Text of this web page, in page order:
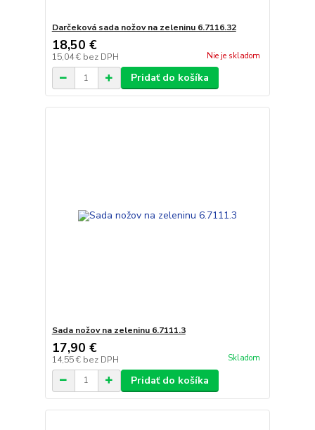
Darčeková sada nožov na zeleninu 6.7116.32
18,50 €
15,04 € bez DPH Nie je skladom
Pridať do košíka
Sada nožov na zeleninu 6.7111.3
17,90 €
14,55 € bez DPH Skladom
Pridať do košíka